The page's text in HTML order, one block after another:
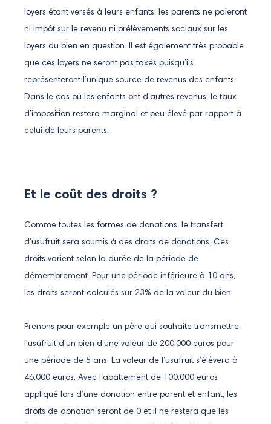
loyers étant versés à leurs enfants, les parents ne paieront
ni impôt sur le revenu ni prélèvements sociaux sur les
loyers du bien en question. Il est également très probable
que ces loyers ne seront pas taxés puisqu’ils
représenteront l’unique source de revenus des enfants.
Dans le cas où les enfants ont d’autres revenus, le taux
d’imposition restera marginal et peu élevé par rapport à
celui de leurs parents.
Et le coût des droits ?
Comme toutes les formes de donations, le transfert
d’usufruit sera soumis à des droits de donations. Ces
droits varient selon la durée de la période de
démembrement. Pour une période inférieure à 10 ans,
les droits seront calculés sur 23% de la valeur du bien.
Prenons pour exemple un père qui souhaite transmettre
l’usufruit d’un bien d’une valeur de 200.000 euros pour
une période de 5 ans. La valeur de l’usufruit s’élèvera à
46.000 euros. Avec l’abattement de 100.000 euros
appliqué lors d’une donation entre parent et enfant, les
droits de donation seront de 0 et il ne restera que les